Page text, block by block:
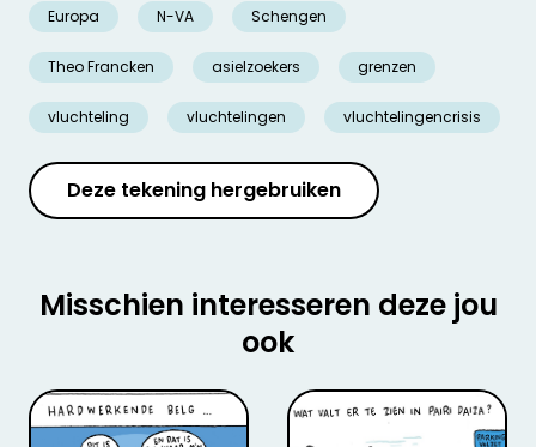
Europa N-VA Schengen
Theo Francken asielzoekers grenzen
vluchteling vluchtelingen vluchtelingencrisis
Deze tekening hergebruiken
Misschien interesseren deze jou
ook